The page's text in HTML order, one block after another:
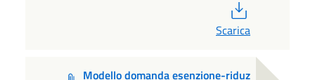
Scarica
Modello domanda esenzione-riduz